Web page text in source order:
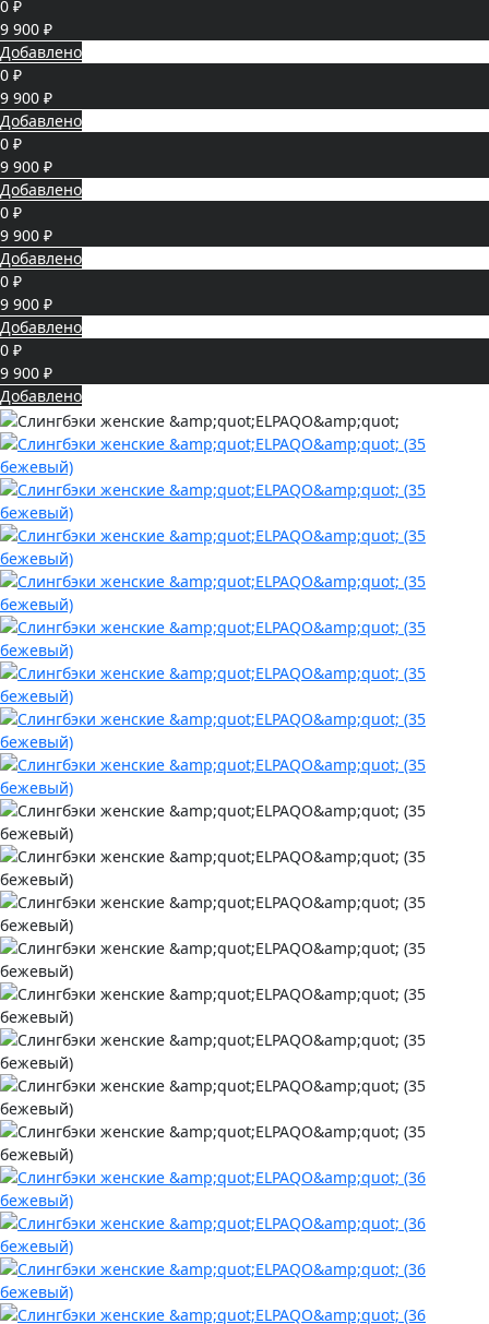
0 ₽
9 900 ₽
Добавлено
0 ₽
9 900 ₽
Добавлено
0 ₽
9 900 ₽
Добавлено
0 ₽
9 900 ₽
Добавлено
0 ₽
9 900 ₽
Добавлено
0 ₽
9 900 ₽
Добавлено